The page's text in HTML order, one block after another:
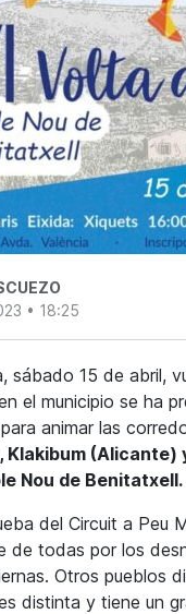
• 18:25
sábado 15 de abril,
el municipio se ha
animar las
Klakibum (Alicante)
Nou de Benitatxell.
del Circuit a Peu
de todas por los
Otros pueblos
distinta y tiene un